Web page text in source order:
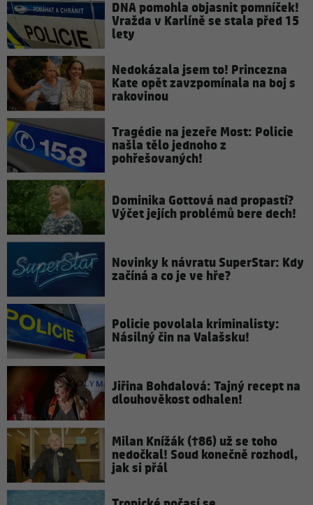
DNA pomohla objasnit pomníček!
Vražda v Karlíně se stala před 15
lety
Nedokázala jsem to! Princezna
Kate opět zavzpomínala na boj s
rakovinou
Tragédie na jezeře Most: Policie
našla tělo jednoho z
pohřešovaných!
Dominika Gottová nad propastí?
Výčet jejích problémů bere dech!
Novinky k návratu SuperStar: Kdy
začíná a co je ve hře?
Policie povolala kriminalisty:
Násilný čin na Valašsku!
Jiřina Bohdalová: Tajný recept na
dlouhověkost odhalen!
Milan Knížák (†86) už se toho
nedočkal! Soud konečně rozhodl,
jak si přál